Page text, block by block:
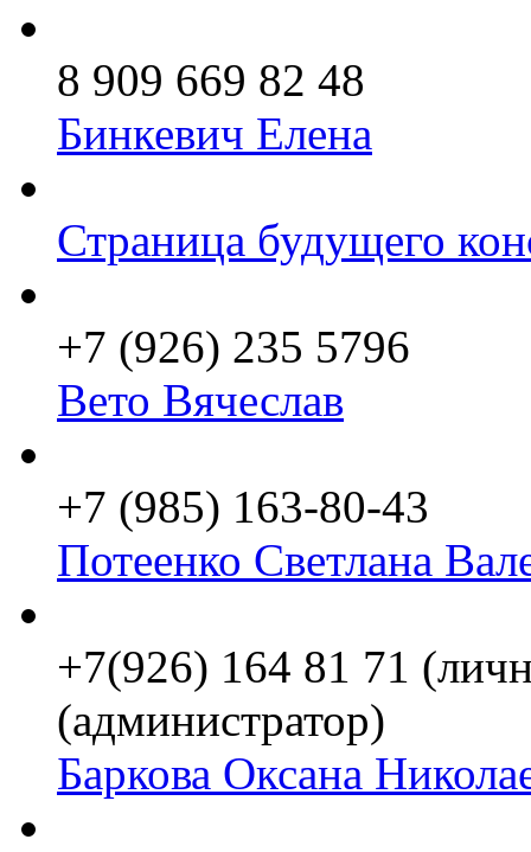
8 909 669 82 48
Бинкевич Елена
Страница будущего
+7 (926) 235 5796
Вето Вячеслав
+7 (985) 163-80-43
Потеенко Светлана
+7(926) 164 81 71
(администратор)
Баркова Оксана